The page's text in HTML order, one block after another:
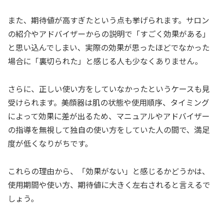
また、期待値が高すぎたという点も挙げられます。サロン
の紹介やアドバイザーからの説明で「すごく効果がある」
と思い込んでしまい、実際の効果が思ったほどでなかった
場合に「裏切られた」と感じる人も少なくありません。
さらに、正しい使い方をしていなかったというケースも見
受けられます。美顔器は肌の状態や使用順序、タイミング
によって効果に差が出るため、マニュアルやアドバイザー
の指導を無視して独自の使い方をしていた人の間で、満足
度が低くなりがちです。
これらの理由から、「効果がない」と感じるかどうかは、
使用期間や使い方、期待値に大きく左右されると言えるで
しょう。